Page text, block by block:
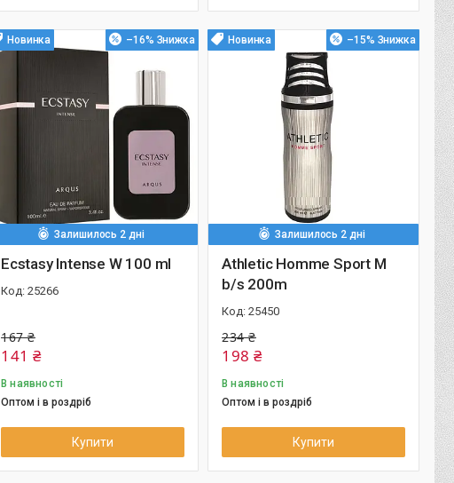
Новинка –16%
Залишилось 2 дні
Ecstasy Intense W 100 ml
25266
167 ₴
141 ₴
В наявності
Оптом і в роздріб
Купити
Новинка –15%
Залишилось 2 дні
Athletic Homme Sport M
b/s 200m
25450
234 ₴
198 ₴
В наявності
Оптом і в роздріб
Купити